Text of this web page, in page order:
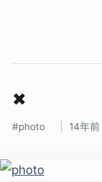
✖
photo 14年前